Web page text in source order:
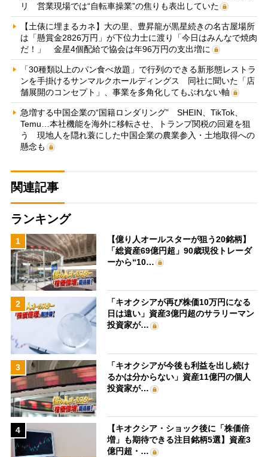
リ 営業現場では“自転車操業”の焦りも表出していた
【土俵に埋まるカネ】大の里、豊昇龍が黒星続きの名古屋場所
は「懸賞金2826万円」が下位力士に渡り「今日はみんなで焼肉
だ！」 金星4個配給で協会は年96万円の支出増に
「30種類以上のパン食べ放題」で行列のできる新形態レストラ
ンを手掛けるサンマルクホールディングス 同社に聞いた「店
舗展開のコンセプト」、事業を多角化してもぶれない軸
急増する中国企業の“国籍ロンダリング” SHEIN、TikTok、
Temu…本社機能を海外に移転させ、トランプ関税の回避を狙
う 現地人を隠れ蓑にした中国企業の農業参入・土地取得への
懸念も
関連記事
ランキング
1
【億り人オールスターが狙う20銘柄】
「総資産69億円超」90歳現役トレーダ
ーから“10…
2
「キオクシアが再び株価10万円になる
日は遠い」資産3億円超のサラリーマン
投資家が…
3
「キオクシアが今後も利益を出し続け
るかは分からない」資産11億円の個人
投資家が…
4
【キオクシア・ショック後に「株価倍
増」も期待できる注目銘柄5選】資産3
億円超・…